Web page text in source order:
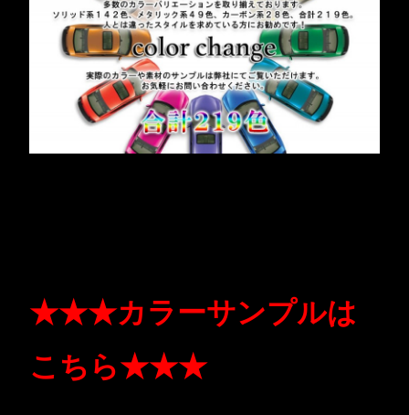
★★★カラーサンプルは
こちら★★★